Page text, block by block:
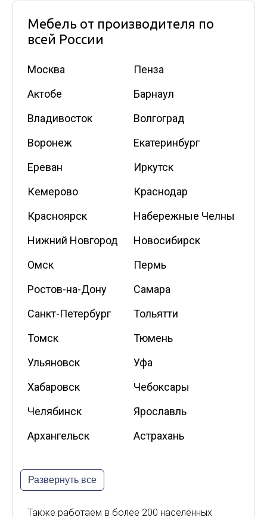
Мебель от производителя по
всей России
Москва
Пенза
Актобе
Барнаул
Владивосток
Волгоград
Воронеж
Екатеринбург
Ереван
Иркутск
Кемерово
Краснодар
Красноярск
Набережные Челны
Нижний Новгород
Новосибирск
Омск
Пермь
Ростов-на-Дону
Самара
Санкт-Петербург
Тольятти
Томск
Тюмень
Ульяновск
Уфа
Хабаровск
Чебоксары
Челябинск
Ярославль
Архангельск
Астрахань
Калининград
Киров
Курск
Развернуть все
Также работаем в более 200 населенных